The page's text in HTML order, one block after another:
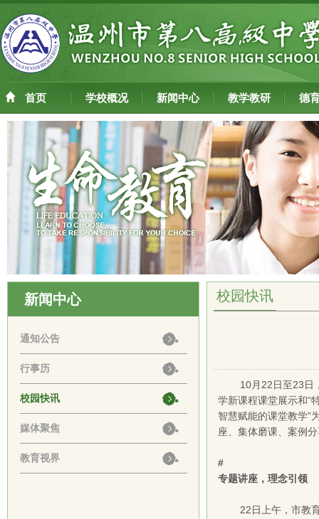
首页 学校概况 新闻中心 教学教研 德
新闻中心
通知公告
行事历
校园快讯
媒体聚焦
教育视界
校园快讯
10月22日至23日
学新课程课堂展示和“
智慧赋能的课堂教学”
座、集体磨课、案例
#
专题讲座，理念引领
22日上午，市教